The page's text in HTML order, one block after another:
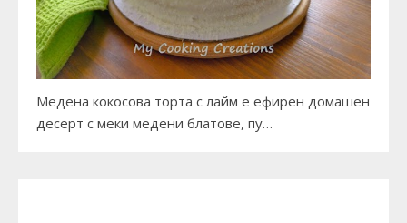
Медена кокосова торта с лайм е ефирен домашен
десерт с меки медени блатове, пу…